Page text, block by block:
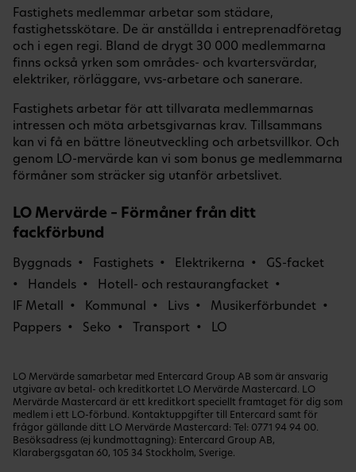
Fastighets medlemmar arbetar som städare,
fastighetsskötare. De är anställda i entreprenadföretag
och i egen regi. Bland de drygt 30 000 medlemmarna
finns också yrken som områdes- och kvartersvärdar,
elektriker, rörläggare, vvs-arbetare och sanerare.
Fastighets arbetar för att tillvarata medlemmarnas
intressen och möta arbetsgivarnas krav. Tillsammans
kan vi få en bättre löneutveckling och arbetsvillkor. Och
genom LO-mervärde kan vi som bonus ge medlemmarna
förmåner som sträcker sig utanför arbetslivet.
LO Mervärde – Förmåner från ditt
fackförbund
Byggnads Fastighets Elektrikerna
GS-facket
Handels
Hotell- och restaurangfacket
IF Metall
Kommunal Livs
Musikerförbundet
Pappers
Seko Transport LO
LO Mervärde samarbetar med Entercard Group AB som är ansvarig
utgivare av betal- och kreditkortet LO Mervärde Mastercard. LO
Mervärde Mastercard är ett kreditkort speciellt framtaget för dig som
medlem i ett LO-förbund. Kontaktuppgifter till Entercard samt för
frågor gällande ditt LO Mervärde Mastercard: Tel: 0771 94 94 00.
Besöksadress (ej kundmottagning): Entercard Group AB,
Klarabergsgatan 60, 105 34 Stockholm, Sverige.